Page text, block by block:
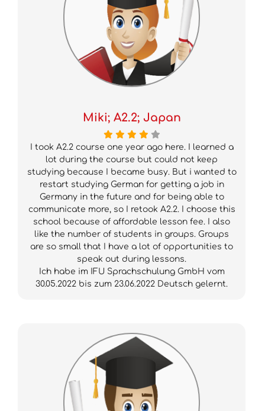
Miki; A2.2; Japan
I took A2.2 course one year ago here. I learned a
lot during the course but could not keep
studying because I became busy. But i wanted to
restart studying German for getting a job in
Germany in the future and for being able to
communicate more, so I retook A2.2. I choose this
school because of affordable lesson fee. I also
like the number of students in groups. Groups
are so small that I have a lot of opportunities to
speak out during lessons.
Ich habe im IFU Sprachschulung GmbH vom
30.05.2022 bis zum 23.06.2022 Deutsch gelernt.